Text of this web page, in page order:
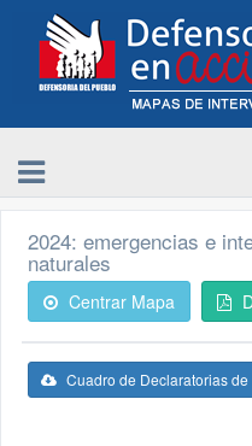
2024: emergencias e
naturales
Centrar Mapa
Cuadro de Declaratorias